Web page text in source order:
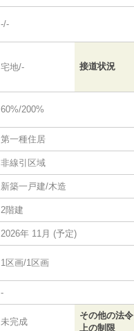
-/-
宅地/- 接道状況
60%/200%
第一種住居
非線引区域
新築一戸建/木造
2階建
2026年 11月 (予定)
1区画/1区画
-
未完成
その他の法令
上の制限